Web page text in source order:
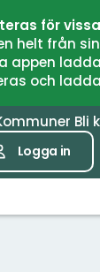
för
helt från
appen
och
Bli
Logga in